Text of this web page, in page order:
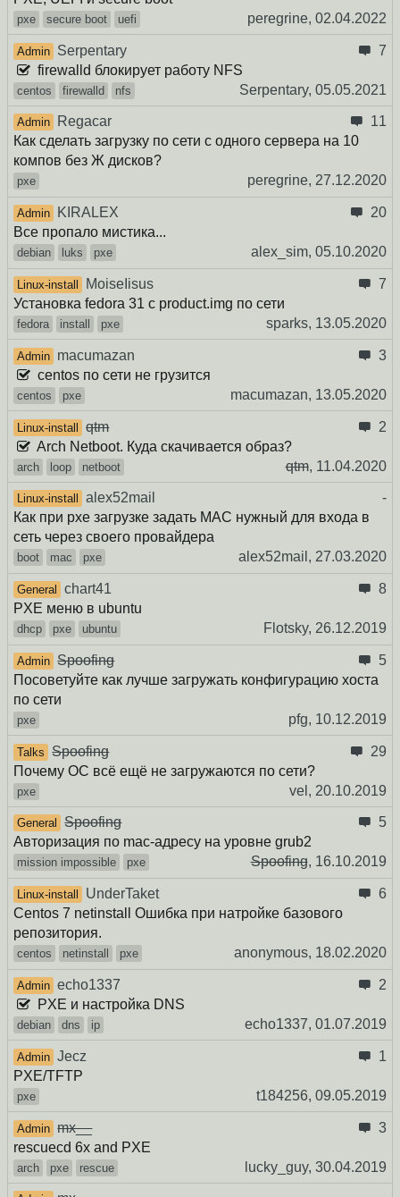
pxe secure boot uefi peregrine, 02.04.2022
Admin Serpentary
7
firewalld блокирует работу NFS
centos firewalld nfs Serpentary, 05.05.2021
Admin Regacar
11
Как сделать загрузку по сети с одного сервера на 10
компов без Ж дисков?
pxe peregrine, 27.12.2020
Admin KIRALEX
20
Все пропало мистика...
debian luks pxe alex_sim, 05.10.2020
Linux-install MoiseIisus
7
Установка fedora 31 с product.img по сети
fedora install pxe sparks, 13.05.2020
Admin macumazan
3
centos по сети не грузится
centos pxe macumazan, 13.05.2020
Linux-install qtm
2
Arch Netboot. Куда скачивается образ?
arch loop netboot qtm, 11.04.2020
Linux-install alex52mail
-
Как при pxe загрузке задать МАС нужный для входа в
сеть через своего провайдера
boot mac pxe alex52mail, 27.03.2020
General chart41
8
PXE меню в ubuntu
dhcp pxe ubuntu Flotsky, 26.12.2019
Admin Spoofing
5
Посоветуйте как лучше загружать конфигурацию хоста
по сети
pxe pfg, 10.12.2019
Talks Spoofing
29
Почему ОС всё ещё не загружаются по сети?
pxe vel, 20.10.2019
General Spoofing
5
Авторизация по mac-адресу на уровне grub2
mission impossible pxe Spoofing, 16.10.2019
Linux-install UnderTaket
6
Centos 7 netinstall Ошибка при натройке базового
репозитория.
centos netinstall pxe anonymous, 18.02.2020
Admin echo1337
2
PXE и настройка DNS
debian dns ip echo1337, 01.07.2019
Admin Jecz
1
PXE/TFTP
pxe t184256, 09.05.2019
Admin mx__
3
rescuecd 6x and PXE
arch pxe rescue lucky_guy, 30.04.2019